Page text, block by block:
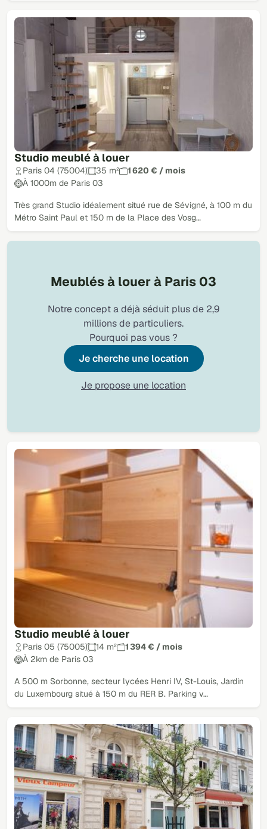
Studio meublé à louer
Paris 04 (75004) 35 m²
1 620 € / mois
À 1000m de Paris 03
Très grand Studio idéalement situé rue de Sévigné, à 100 m du
Métro Saint Paul et 150 m de la Place des Vosg…
Studio meublé à louer
Paris 05 (75005) 14 m²
1 394 € / mois
À 2km de Paris 03
A 500 m Sorbonne, secteur lycées Henri IV, St-Louis, Jardin
du Luxembourg situé à 150 m du RER B. Parking v…
Meublés à louer à Paris 03
Notre concept a déjà séduit plus de 2,9
millions de particuliers.
Pourquoi pas vous ?
Je cherche une location
Je propose une location